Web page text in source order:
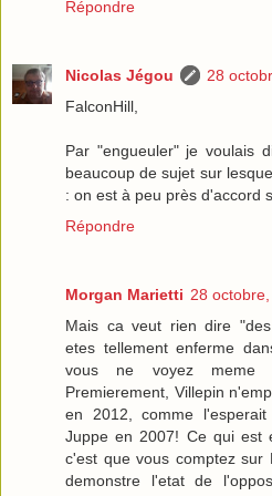
Répondre
Nicolas Jégou
28
FalconHill,
Par "engueuler" je voulais
beaucoup de sujet sur
: on est à peu près d'accord
Répondre
Morgan Marietti 28
Mais ca veut rien dire
etes tellement enferme
vous ne voyez meme
Premierement, Villepin
en 2012, comme
Juppe en 2007! Ce qui est
c'est que vous comptez sur
demonstre l'etat de